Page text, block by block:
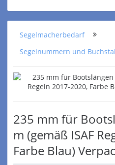
Segelmacherbedarf
Segelnummern und
235 mm für
m (gemäß ISAF
Farbe Blau)